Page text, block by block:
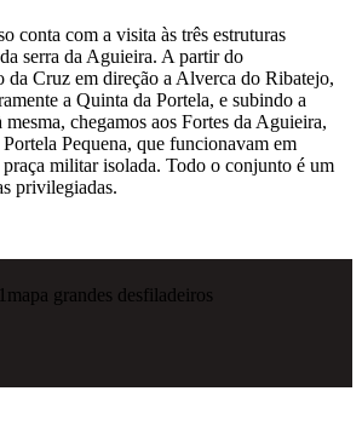
conta com a visita às três estruturas
serra da Aguieira. A partir do
da Cruz em direção a Alverca do Ribatejo,
a Quinta da Portela, e subindo a
chegamos aos Fortes da Aguieira,
Pequena, que funcionavam em
militar isolada. Todo o conjunto é um
privilegiadas.